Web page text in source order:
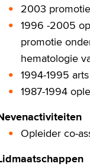
2003
1996 -2005
promotie
hematologie
1994-1995
1987-1994
Opleider co-